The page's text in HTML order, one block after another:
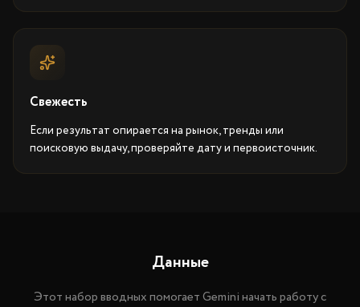
Свежесть
Если результат опирается на рынок, тренды или
поисковую выдачу, проверяйте дату и первоисточник.
Данные
Этот набор вводных помогает Gemini начать работу с